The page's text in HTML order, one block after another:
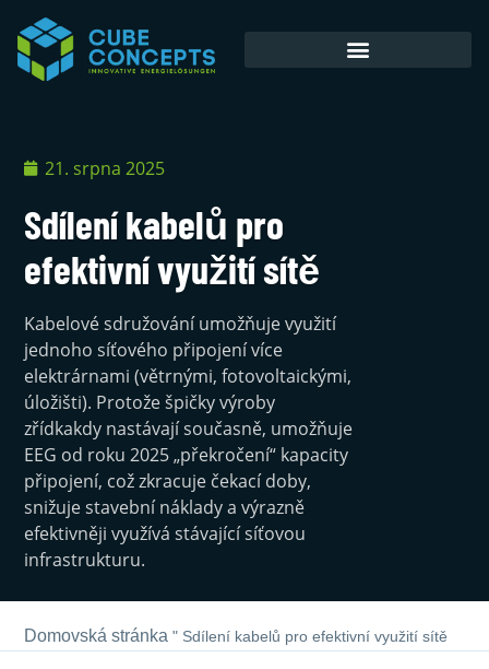
21. srpna 2025
Sdílení kabelů pro
efektivní využití sítě
Kabelové sdružování umožňuje využití
jednoho síťového připojení více
elektrárnami (větrnými, fotovoltaickými,
úložišti). Protože špičky výroby
zřídkakdy nastávají současně, umožňuje
EEG od roku 2025 „překročení“ kapacity
připojení, což zkracuje čekací doby,
snižuje stavební náklady a výrazně
efektivněji využívá stávající síťovou
infrastrukturu.
Domovská stránka " Sdílení kabelů pro efektivní využití sítě